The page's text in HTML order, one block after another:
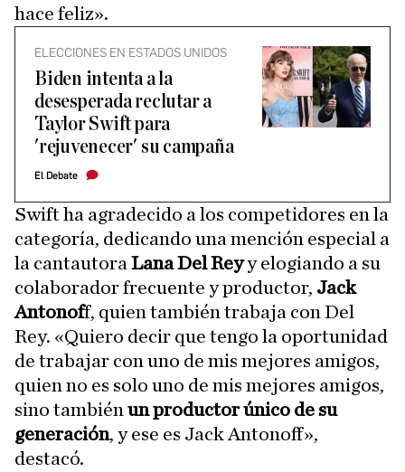
hace feliz».
ELECCIONES EN ESTADOS UNIDOS
Biden intenta a la
desesperada reclutar a
Taylor Swift para
'rejuvenecer' su campaña
El Debate
Swift ha agradecido a los competidores en la
categoría, dedicando una mención especial a
la cantautora Lana Del Reyy elogiando a su
colaborador frecuente y productor, Jack
Antonoff, quien también trabaja con Del
Rey. «Quiero decir que tengo la oportunidad
de trabajar con uno de mis mejores amigos,
quien no es solo uno de mis mejores amigos,
sino también un productor único de su
generación, y ese es Jack Antonoff»,
destacó.